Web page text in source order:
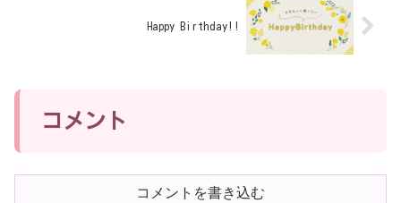
Happy Birthday!!
コメント
コメントを書き込む